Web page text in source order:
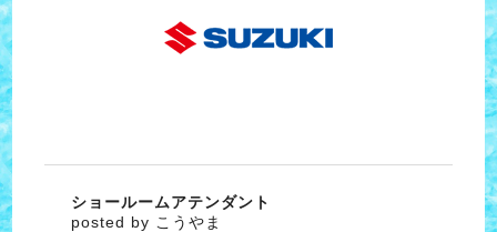
ショールームアテンダント
posted by こうやま